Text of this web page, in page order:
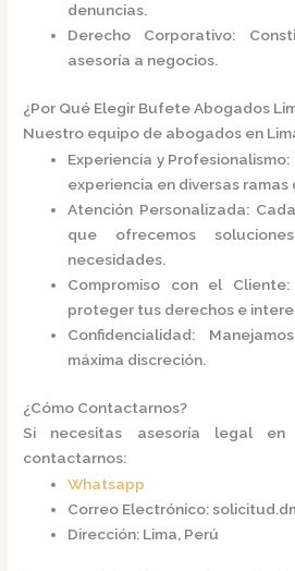
denuncias.
Derecho Corporativo:
asesoría a negocios.​
¿Por Qué Elegir Bufete Abogados
Nuestro equipo de abogados en
Experiencia y Profesionalismo:
experiencia en diversas ramas
Atención Personalizada:
que ofrecemos
necesidades.
Compromiso con el Cliente:
proteger tus derechos e
Confidencialidad:
máxima discreción.​
¿Cómo Contactarnos?
Si necesitas asesoría legal
contactarnos:​
Whatsapp
Correo Electrónico:
Dirección: Lima, Perú​